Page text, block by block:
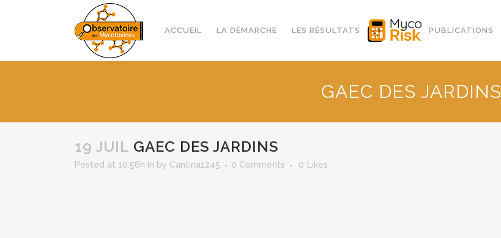
ACCUEIL LA DÉMARCHE LES RÉSULTATS PUBLICATIONS
GAEC DES JARDINS
19 JUIL GAEC DES JARDINS
Posted at 10:56h in by Cantina1245 0 Comments 0 Likes